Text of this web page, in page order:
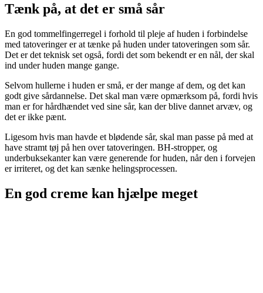
Tænk på, at det er små sår
En god tommelfingerregel i forhold til pleje af huden i forbindelse
med tatoveringer er at tænke på huden under tatoveringen som sår.
Det er det teknisk set også, fordi det som bekendt er en nål, der skal
ind under huden mange gange.
Selvom hullerne i huden er små, er der mange af dem, og det kan
godt give sårdannelse. Det skal man være opmærksom på, fordi hvis
man er for hårdhændet ved sine sår, kan der blive dannet arvæv, og
det er ikke pænt.
Ligesom hvis man havde et blødende sår, skal man passe på med at
have stramt tøj på hen over tatoveringen. BH-stropper, og
underbuksekanter kan være generende for huden, når den i forvejen
er irriteret, og det kan sænke helingsprocessen.
En god creme kan hjælpe meget